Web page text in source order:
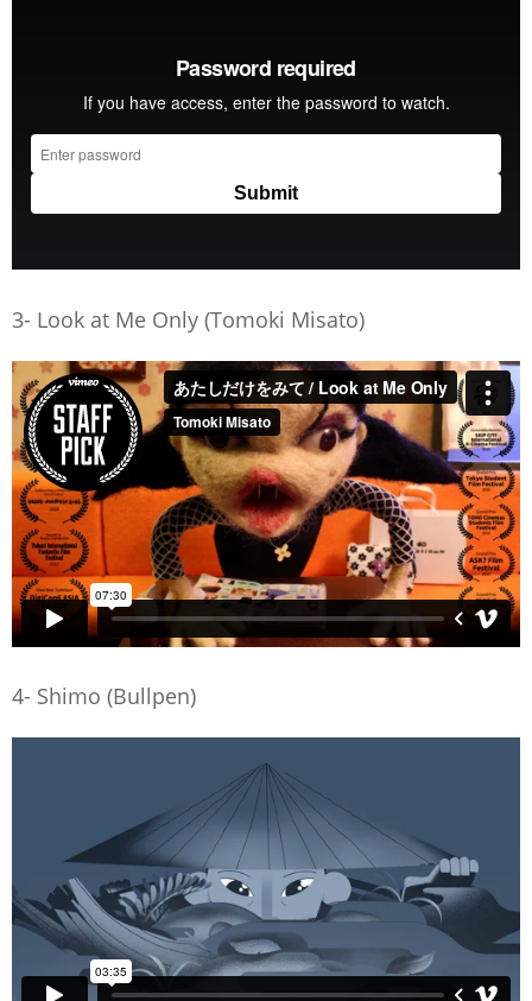
3- Look at Me Only (Tomoki Misato)
4- Shimo (Bullpen)